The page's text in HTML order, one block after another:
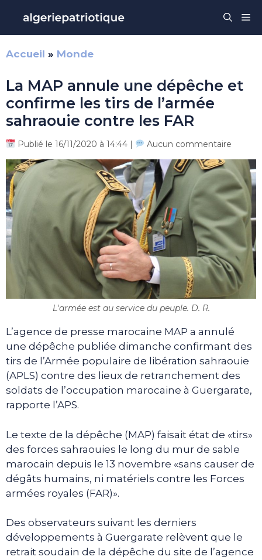
contenu
Accueil » Monde
La MAP annule une dépêche et
confirme les tirs de l’armée
sahraouie contre les FAR
Publié le 16/11/2020 à 14:44 | Aucun commentaire
L'armée est au service du peuple. D. R.
L’agence de presse marocaine MAP a annulé
une dépêche publiée dimanche confirmant des
tirs de l’Armée populaire de libération sahraouie
(APLS) contre des lieux de retranchement des
soldats de l’occupation marocaine à Guergarate,
rapporte l’APS.
Le texte de la dépêche (MAP) faisait état de «tirs»
des forces sahraouies le long du mur de sable
marocain depuis le 13 novembre «sans causer de
dégâts humains, ni matériels contre les Forces
armées royales (FAR)».
Des observateurs suivant les derniers
développements à Guergarate relèvent que le
retrait soudain de la dépêche du site de l’agence